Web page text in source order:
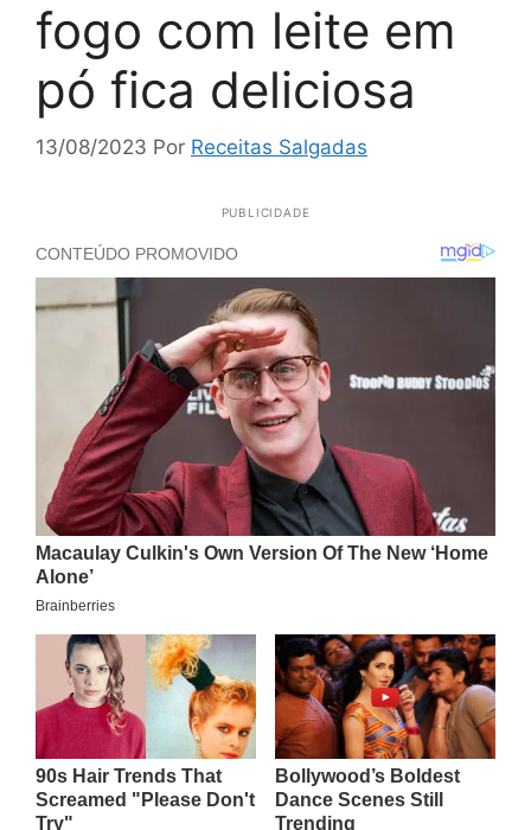
fogo com leite em
pó fica deliciosa
13/08/2023 Por Receitas Salgadas
PUBLICIDADE